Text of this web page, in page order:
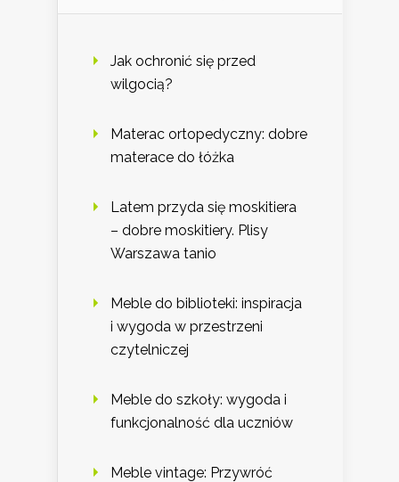
Jak ochronić się przed
wilgocią?
Materac ortopedyczny: dobre
materace do łóżka
Latem przyda się moskitiera
– dobre moskitiery. Plisy
Warszawa tanio
Meble do biblioteki: inspiracja
i wygoda w przestrzeni
czytelniczej
Meble do szkoły: wygoda i
funkcjonalność dla uczniów
Meble vintage: Przywróć